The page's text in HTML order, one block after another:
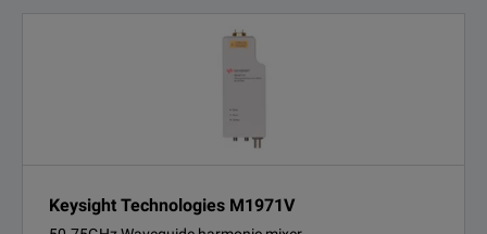
Keysight Technologies M1971V